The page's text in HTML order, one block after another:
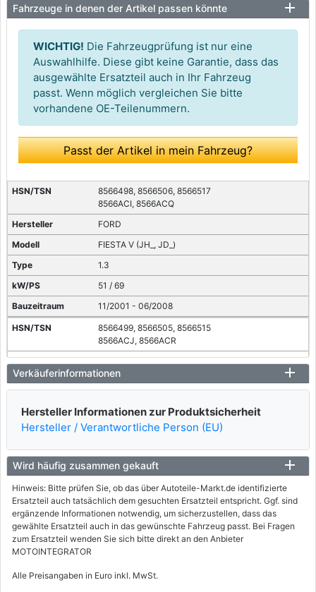
Fahrzeuge in denen der Artikel passen könnte
WICHTIG! Die Fahrzeugprüfung ist nur eine
Auswahlhilfe. Diese gibt keine Garantie, dass das
ausgewählte Ersatzteil auch in Ihr Fahrzeug
passt. Wenn möglich vergleichen Sie bitte
vorhandene OE-Teilenummern.
Passt der Artikel in mein Fahrzeug?
8566498, 8566506, 8566517
8566ACI, 8566ACQ
FORD
FIESTA V (JH_, JD_)
1.3
51 / 69
11/2001 - 06/2008
8566499, 8566505, 8566515
8566ACJ, 8566ACR
FORD
FIESTA V (JH_, JD_)
44 / 60
8566AMP
FORD
FIESTA V Van
1.3
Verkäuferinformationen
Hersteller Informationen zur Produktsicherheit
Hersteller / Verantwortliche Person (EU)
Wird häufig zusammen gekauft
Hinweis: Bitte prüfen Sie, ob das über Autoteile-Markt.de identifizierte
Ersatzteil auch tatsächlich dem gesuchten Ersatzteil entspricht. Ggf. sind
ergänzende Informationen notwendig, um sicherzustellen, dass das
gewählte Ersatzteil auch in das gewünschte Fahrzeug passt. Bei Fragen
zum Ersatzteil wenden Sie sich bitte direkt an den Anbieter
MOTOINTEGRATOR
Alle Preisangaben in Euro inkl. MwSt.